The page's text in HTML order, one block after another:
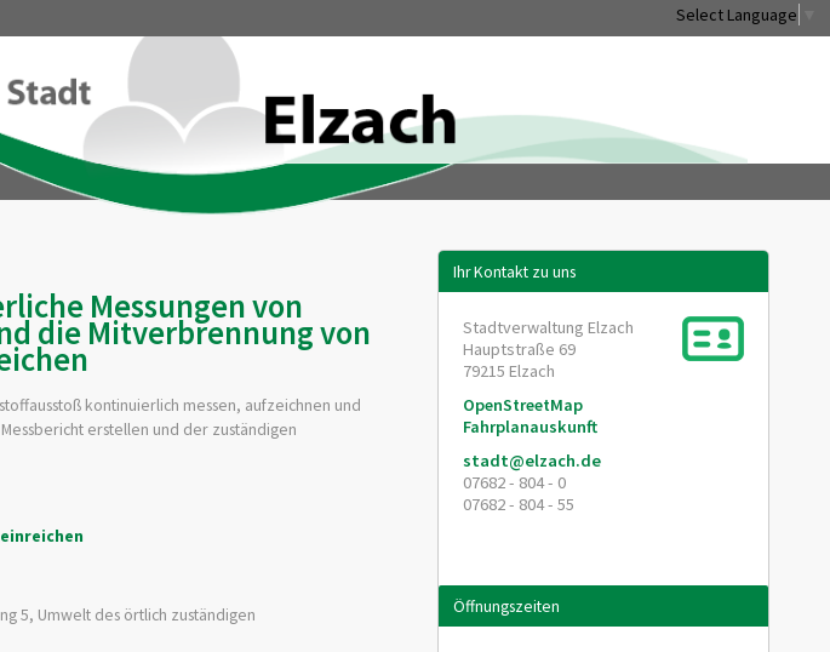
Select Language
Messungen von
die Mitverbrennung von
kontinuierlich messen, aufzeichnen und
erstellen und der zuständigen
5, Umwelt des örtlich zuständigen
Ihr Kontakt zu uns
Stadtverwaltung Elzach
Hauptstraße 69
79215 Elzach
OpenStreetMap
Fahrplanauskunft
stadt@elzach.de
07682 - 804 - 0
07682 - 804 - 55
Öffnungszeiten